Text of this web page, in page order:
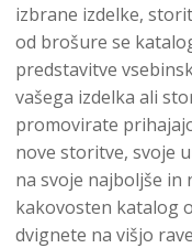
izbrane izdelke,
od brošure se
predstavitve
vašega izdelka ali
promovirate
nove storitve, svoje
na svoje najboljše in
kakovosten katalog
dvignete na višjo